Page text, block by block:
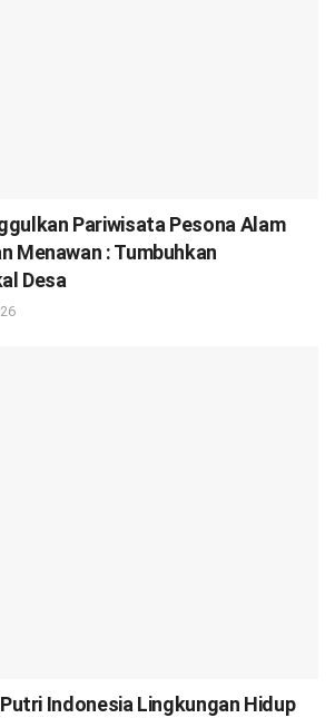
Pariwisata Pesona Alam
Menawan : Tumbuhkan
Desa
Indonesia Lingkungan Hidup